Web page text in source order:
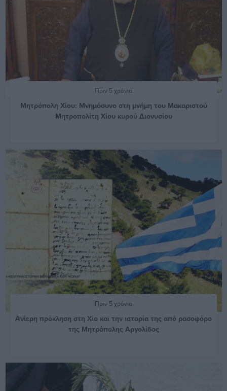
Πριν 5 χρόνια
Μητρόπολη Χίου: Μνημόσυνο στη μνήμη του Μακαριστού
Μητροπολίτη Χίου κυρού Διονυσίου
Πριν 5 χρόνια
Ανίερη πρόκληση στη Χίο και την ιστορία της από ρασοφόρο
της Μητρόπολης Αργολίδος